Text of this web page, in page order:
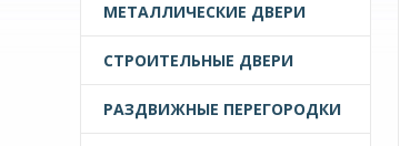
МЕТАЛЛИЧЕСКИЕ ДВЕРИ
СТРОИТЕЛЬНЫЕ ДВЕРИ
РАЗДВИЖНЫЕ ПЕРЕГОРОДКИ